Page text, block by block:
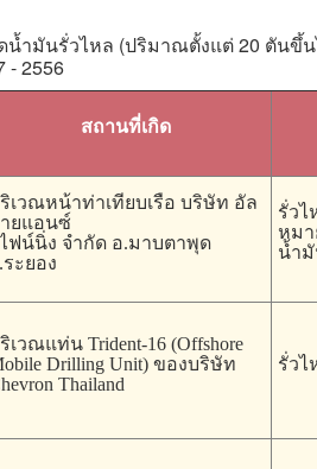
ำมันรั่วไหล (ปริมาณตั้งแต่ 20 ตันขึ้
- 2556
สถานที่เกิด
เวณหน้าท่าเทียบเรือ บริษัท อัล
ยแอนซ์
ฟน์นิ่ง จำกัด อ.มาบตาพุด
ระยอง
รั่วไ
หมา
น้ำมั
เวณแท่น Trident-16 (Offshore
Drilling Unit) ของบริษัท
Thailand
รั่วไ